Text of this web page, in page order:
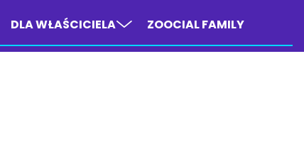
DLA WŁAŚCICIELA ZOOCIAL FAMILY